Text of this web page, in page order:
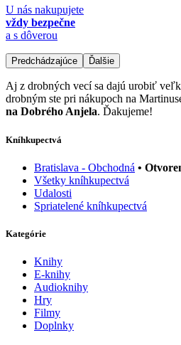
U nás nakupujete
vždy bezpečne
a s dôverou
Predchádzajúce Ďalšie
Aj z drobných vecí sa dajú urobiť
drobným ste pri nákupoch na
na Dobrého Anjela. Ďakujeme!
Kníhkupectvá
Bratislava - Obchodná •
Všetky kníhkupectvá
Udalosti
Spriatelené kníhkupectvá
Kategórie
Knihy
E-knihy
Audioknihy
Hry
Filmy
Doplnky